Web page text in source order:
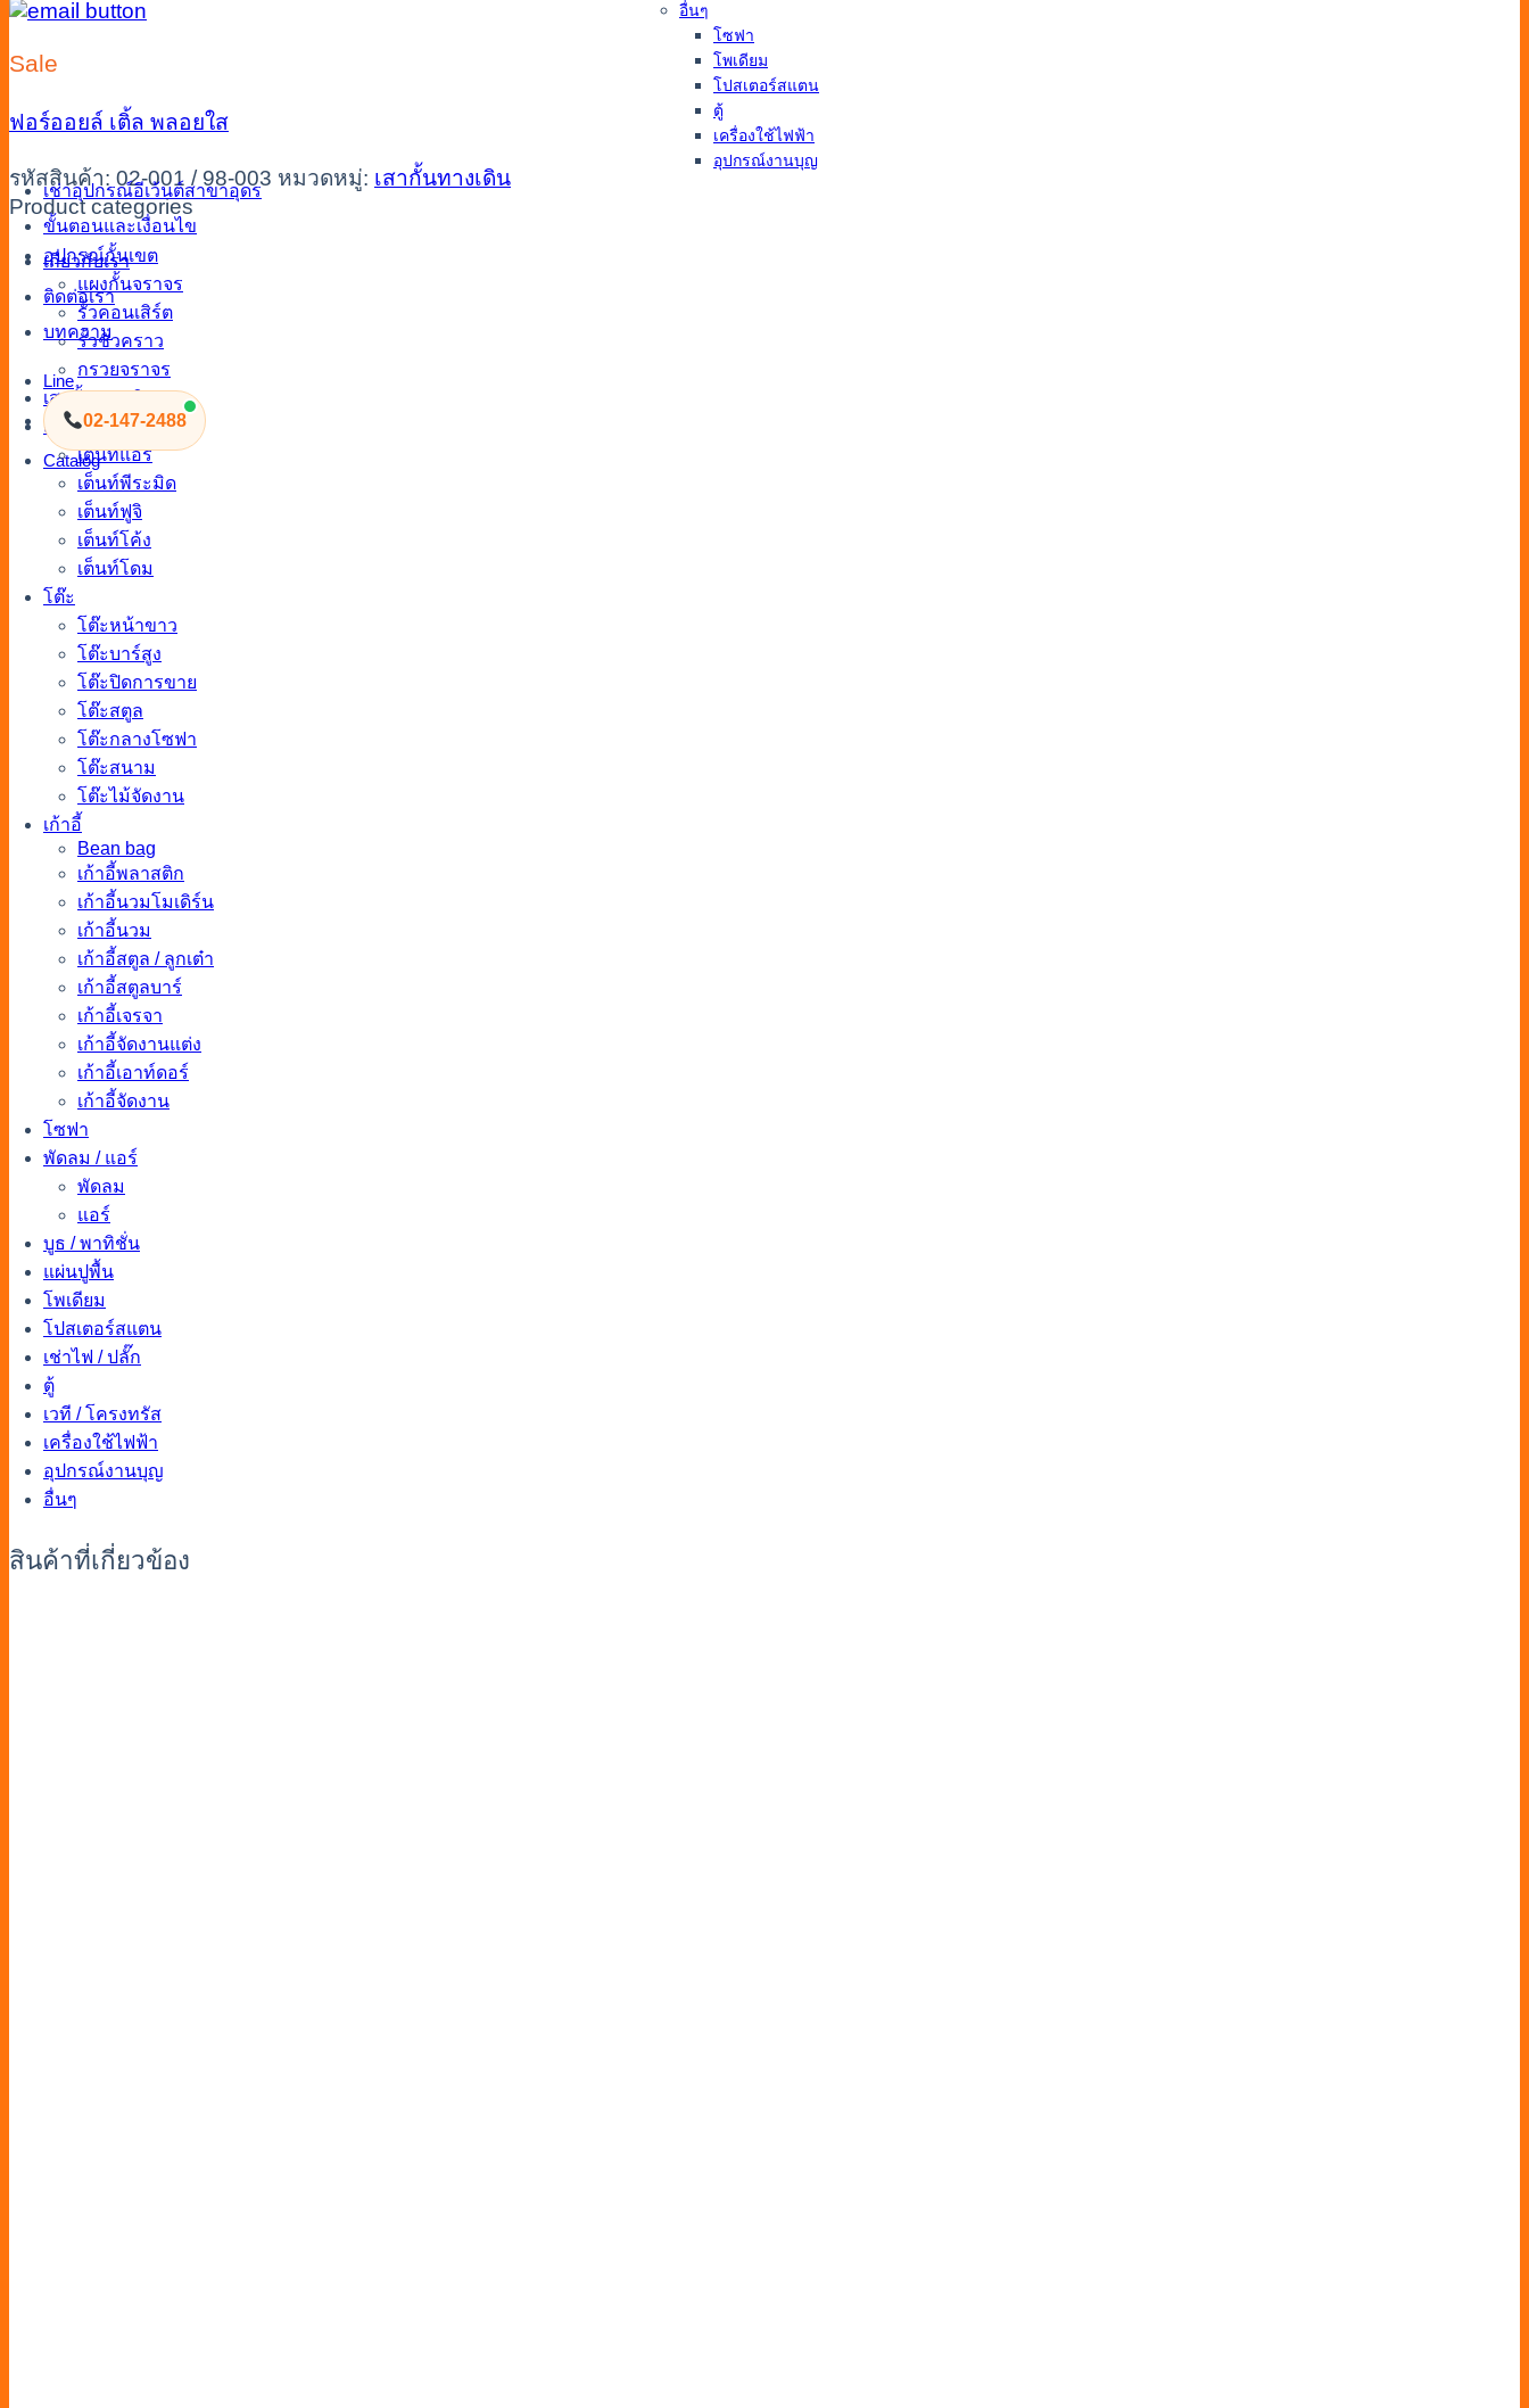
อื่นๆ
โซฟา
โพเดียม
โปสเตอร์สแตน
ตู้
เครื่องใช้ไฟฟ้า
อุปกรณ์งานบุญ
เช่าอุปกรณ์อีเว้นต์สาขาอุดร
ขั้นตอนและเงื่อนไข
เกี่ยวกับเรา
ติดต่อเรา
บทความ
Line
02-147-2488
Catalog
Sale
ฟอร์ออยล์ เติ้ล พลอยใส
รหัสสินค้า: 02-001 / 98-003 หมวดหมู่: เสากั้นทางเดิน
Product categories
อุปกรณ์กั้นเขต
แผงกั้นจราจร
รั้วคอนเสิร์ต
รั้วชั่วคราว
กรวยจราจร
เสากั้นทางเดิน
เต็นท์
เต็นท์แอร์
เต็นท์พีระมิด
เต็นท์ฟูจิ
เต็นท์โค้ง
เต็นท์โดม
โต๊ะ
โต๊ะหน้าขาว
โต๊ะบาร์สูง
โต๊ะปิดการขาย
โต๊ะสตูล
โต๊ะกลางโซฟา
โต๊ะสนาม
โต๊ะไม้จัดงาน
เก้าอี้
Bean bag
เก้าอี้พลาสติก
เก้าอี้นวมโมเดิร์น
เก้าอี้นวม
เก้าอี้สตูล / ลูกเต๋า
เก้าอี้สตูลบาร์
เก้าอี้เจรจา
เก้าอี้จัดงานแต่ง
เก้าอี้เอาท์ดอร์
เก้าอี้จัดงาน
โซฟา
พัดลม / แอร์
พัดลม
แอร์
บูธ / พาทิชั่น
แผ่นปูพื้น
โพเดียม
โปสเตอร์สแตน
เช่าไฟ / ปลั๊ก
ตู้
เวที / โครงทรัส
เครื่องใช้ไฟฟ้า
อุปกรณ์งานบุญ
อื่นๆ
สินค้าที่เกี่ยวข้อง